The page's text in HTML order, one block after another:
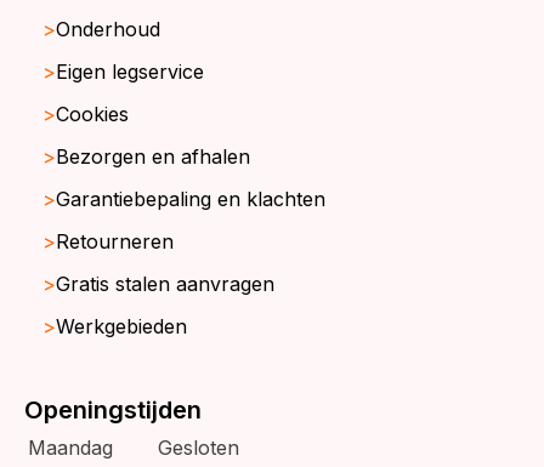
Onderhoud
Eigen legservice
Cookies
Bezorgen en afhalen
Garantiebepaling en klachten
Retourneren
Gratis stalen aanvragen
Werkgebieden
Openingstijden
Maandag
Gesloten